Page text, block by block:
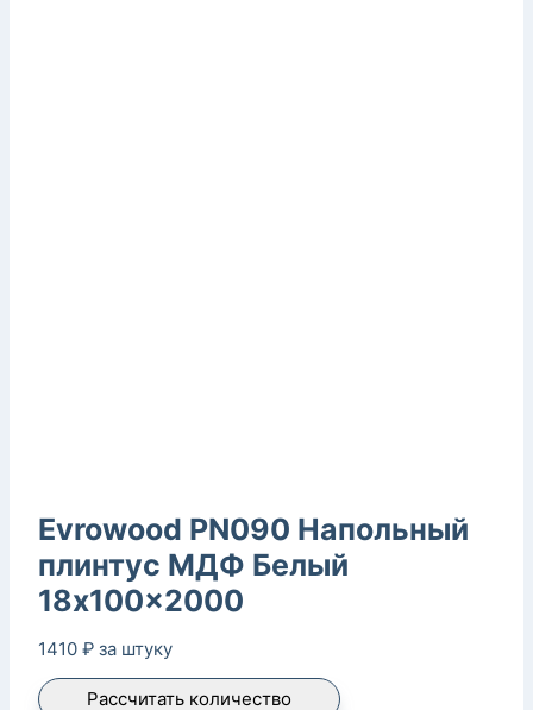
Evrowood PN090 Напольный
плинтус МДФ Белый
18x100x2000
1410 ₽ за штуку
Рассчитать количество